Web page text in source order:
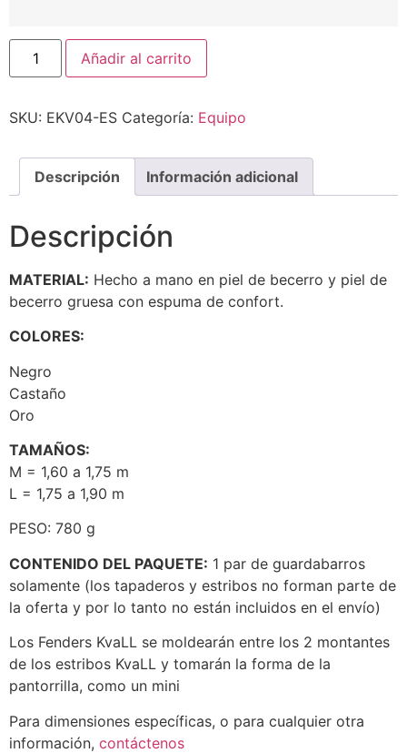
Fenders
KvaLL
cantidad
Añadir al carrito
SKU: EKV04-ES Categoría: Equipo
Descripción Información adicional
Descripción
MATERIAL: Hecho a mano en piel de becerro y piel de
becerro gruesa con espuma de confort.
COLORES:
Negro
Castaño
Oro
TAMAÑOS:
M = 1,60 a 1,75 m
L = 1,75 a 1,90 m
PESO: 780 g
CONTENIDO DEL PAQUETE: 1 par de guardabarros
solamente (los tapaderos y estribos no forman parte de
la oferta y por lo tanto no están incluidos en el envío)
Los Fenders KvaLL se moldearán entre los 2 montantes
de los estribos KvaLL y tomarán la forma de la
pantorrilla, como un mini
Para dimensiones específicas, o para cualquier otra
información, contáctenos